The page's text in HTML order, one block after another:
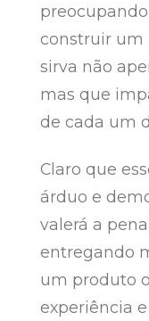
construir um
sirva não
mas que
de cada um
Claro que
árduo e
valerá a
entregando
um produto
experiência